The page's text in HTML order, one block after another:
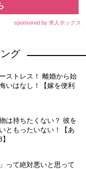
sponsored by 求人ボックス
グ
ストレス！ 離婚から始
いはなし！【嫁を便利
は持ちたくない？ 彼を
ともったいない！【あ
って絶対悪いと思って